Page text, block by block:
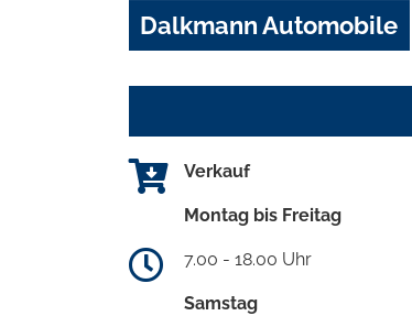
Dalkmann Automobile
Verkauf
Montag bis Freitag
7.00 - 18.00 Uhr
Samstag